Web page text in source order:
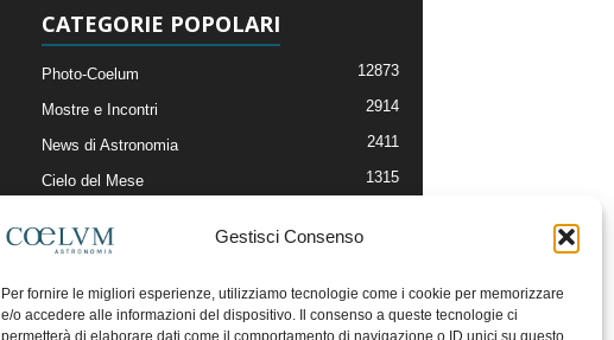
Gestisci Consenso
Per fornire le migliori esperienze, utilizziamo tecnologie come i cookie per memorizzare
e/o accedere alle informazioni del dispositivo. Il consenso a queste tecnologie ci
permetterà di elaborare dati come il comportamento di navigazione o ID unici su questo
CATEGORIE POPOLARI
Photo-Coelum 12873
Mostre e Incontri 2914
News di Astronomia 2411
Cielo del Mese 1315
Articoli e Risorse On-Line
Il Blog della Redazione